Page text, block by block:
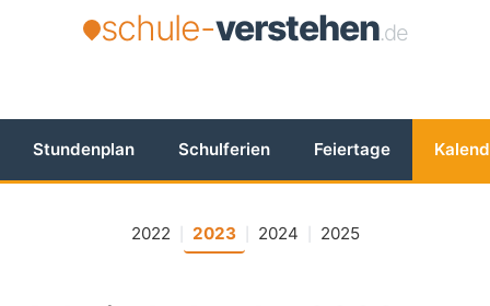
schule-verstehen.de
Stundenplan Schulferien Feiertage
2022 2023 2024 2025